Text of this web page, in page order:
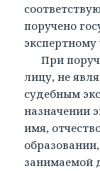
поручено
При
лицу, не
судебным
назначении
имя,
занимаемой